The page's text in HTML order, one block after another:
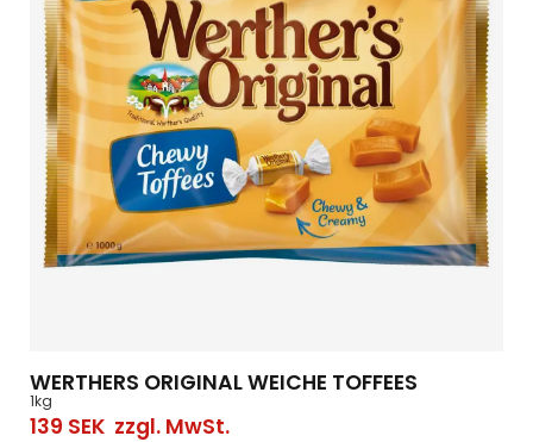
WERTHERS ORIGINAL WEICHE TOFFEES
1kg
139 SEKzzgl. MwSt.